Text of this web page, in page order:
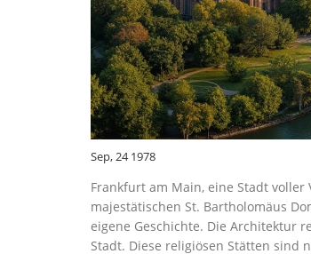
Sep, 24 1978
Frankfurt am Main, eine Stadt
majestätischen St. Bartholomäus
eigene Geschichte. Die Architektur
Stadt. Diese religiösen Stätten sind